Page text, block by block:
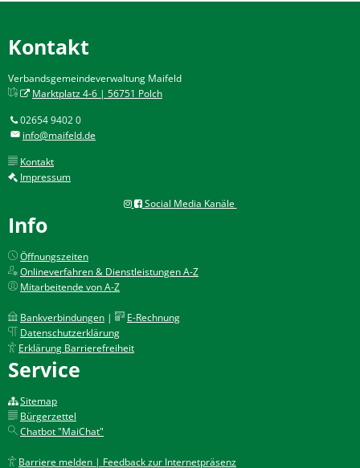
Kontakt
Verbandsgemeindeverwaltung Maifeld
Marktplatz 4-6 | 56751 Polch
02654 9402 0
info@maifeld.de
Kontakt
Impressum
Social Media Kanäle
Info
Öffnungszeiten
Onlineverfahren & Dienstleistungen A-Z
Mitarbeitende von A-Z
Bankverbindungen |
E-Rechnung
Datenschutzerklärung
Erklärung Barrierefreiheit
Service
Sitemap
Bürgerzettel
Chatbot "MaiChat"
Barriere melden | Feedback zur Internetpräsenz